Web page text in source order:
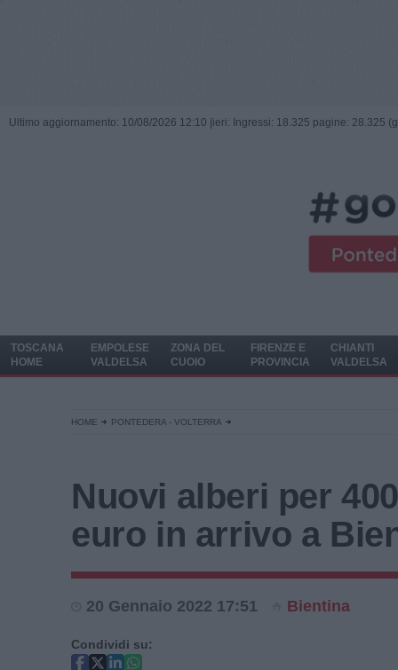
Ultimo aggiornamento: 10/08/2026 12:10 | ieri: Ingressi: 18.325 pagine: 28.325
TOSCANA
HOME
EMPOLESE
VALDELSA
ZONA DEL
CUOIO
FIRENZE E
PROVINCIA
CHIANTI
VALDELSA
HOME PONTEDERA - VOLTERRA
Nuovi alberi per
euro in arrivo a
20 Gennaio 2022 17:51 Bientina
Condividi su: